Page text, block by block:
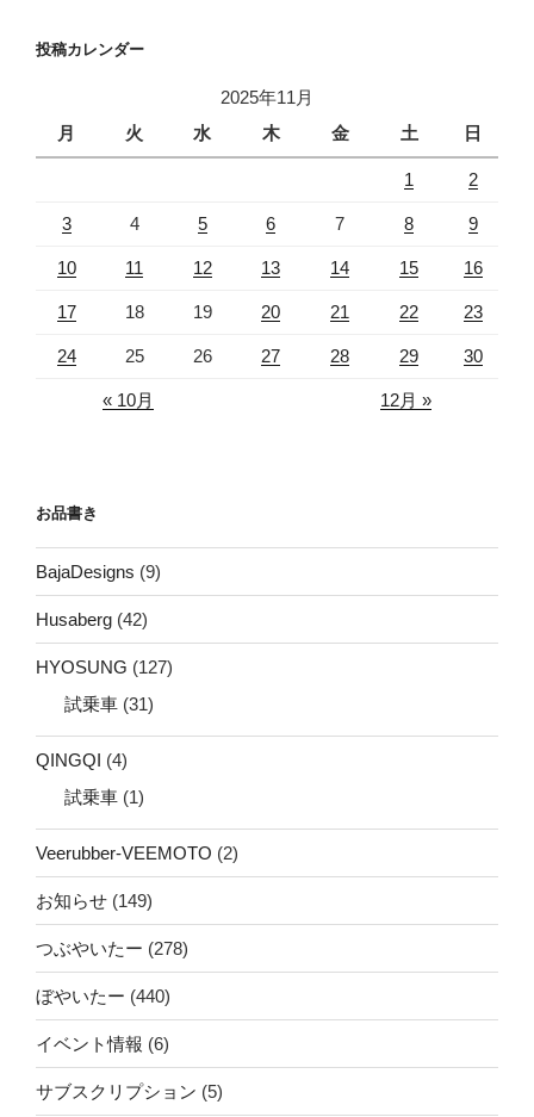
投稿カレンダー
2025年11月
月
火 水 木 金 土 日
1 2
3 4 5 6 7 8 9
10 11 12 13 14 15 16
17 18 19 20 21 22 23
24 25 26 27 28 29 30
« 10月 12月 »
お品書き
BajaDesigns (9)
Husaberg (42)
HYOSUNG (127)
試乗車 (31)
QINGQI (4)
試乗車 (1)
Veerubber-VEEMOTO (2)
お知らせ (149)
つぶやいたー (278)
ぼやいたー (440)
イベント情報 (6)
サブスクリプション (5)